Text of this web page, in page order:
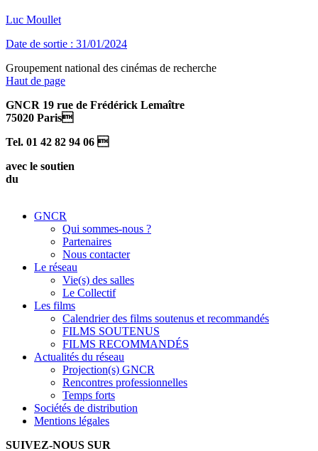
Luc Moullet
Date de sortie : 31/01/2024
Groupement national des cinémas de recherche
Haut de page
GNCR 19 rue de Frédérick Lemaître
75020 Paris
Tel. 01 42 82 94 06 
avec le soutien
du
GNCR
Qui sommes-nous ?
Partenaires
Nous contacter
Le réseau
Vie(s) des salles
Le Collectif
Les films
Calendrier des films soutenus et recommandés
FILMS SOUTENUS
FILMS RECOMMANDÉS
Actualités du réseau
Projection(s) GNCR
Rencontres professionnelles
Temps forts
Sociétés de distribution
Mentions légales
SUIVEZ-NOUS SUR